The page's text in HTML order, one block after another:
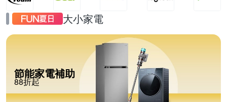
大小家電
節能家電補助
88折起